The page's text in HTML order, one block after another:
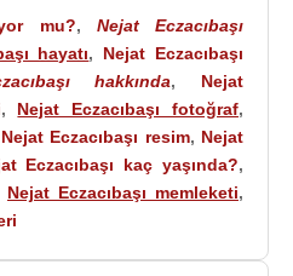
dolayı 1974'te
aldı. 1983'te Türk
Sanayiine Katkı Onur
Türk Kızılay
Derneği
da
Almanya
Federal
Nişanı'na değer
Kuşaktan Kuşağa (1982)
mu?, Nejat Eczacıbaşı
hayatı, Nejat Eczacıbaşı
hakkında, Nejat
, Nejat Eczacıbaşı fotoğraf,
Nejat Eczacıbaşı resim, Nejat
Eczacıbaşı kaç yaşında?,
Nejat Eczacıbaşı memleketi,